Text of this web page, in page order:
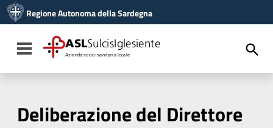
Vai al menu di navigazione
Vai al footer
Regione Autonoma della Sardegna
Toggle navigation
ASLSulcisIglesiente
Azienda socio-sanitaria locale
Deliberazione del Direttore